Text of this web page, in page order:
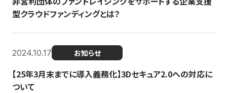
型クラウドファンディングとは？
2024.10.17 お知らせ
【25年3月末までに導入義務化】3Dセキュア2.0への対応に
ついて